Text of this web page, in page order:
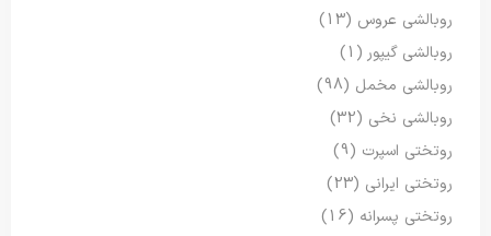
روبالشی عروس (13)
روبالشی گیپور (1)
روبالشی مخمل (98)
روبالشی نخی (32)
روتختی اسپرت (9)
روتختی ایرانی (23)
روتختی پسرانه (16)